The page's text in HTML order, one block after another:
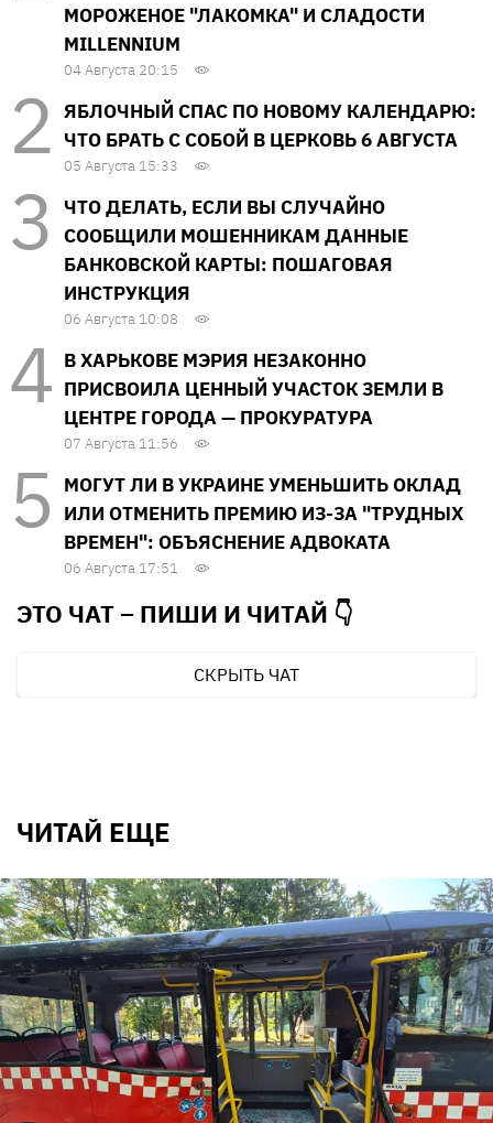
МОРОЖЕНОЕ "ЛАКОМКА" И СЛАДОСТИ
MILLENNIUM
04 Августа 20:15
ЯБЛОЧНЫЙ СПАС ПО НОВОМУ КАЛЕНДАРЮ:
ЧТО БРАТЬ С СОБОЙ В ЦЕРКОВЬ 6 АВГУСТА
05 Августа 15:33
ЧТО ДЕЛАТЬ, ЕСЛИ ВЫ СЛУЧАЙНО
СООБЩИЛИ МОШЕННИКАМ ДАННЫЕ
БАНКОВСКОЙ КАРТЫ: ПОШАГОВАЯ
ИНСТРУКЦИЯ
06 Августа 10:08
В ХАРЬКОВЕ МЭРИЯ НЕЗАКОННО
ПРИСВОИЛА ЦЕННЫЙ УЧАСТОК ЗЕМЛИ В
ЦЕНТРЕ ГОРОДА — ПРОКУРАТУРА
07 Августа 11:56
МОГУТ ЛИ В УКРАИНЕ УМЕНЬШИТЬ ОКЛАД
ИЛИ ОТМЕНИТЬ ПРЕМИЮ ИЗ-ЗА "ТРУДНЫХ
ВРЕМЕН": ОБЪЯСНЕНИЕ АДВОКАТА
06 Августа 17:51
ЭТО ЧАТ – ПИШИ И ЧИТАЙ 👇
СКРЫТЬ ЧАТ
ЧИТАЙ ЕЩЕ